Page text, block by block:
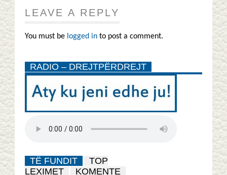
LEAVE A REPLY
You must be logged in to post a comment.
RADIO – DREJTPËRDREJT
TË FUNDIT
TOP
LEXIMET
KOMENTE